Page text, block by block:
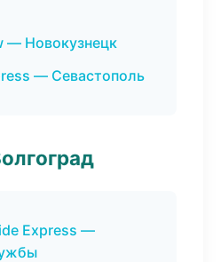
— Новокузнецк
— Севастополь
Express —